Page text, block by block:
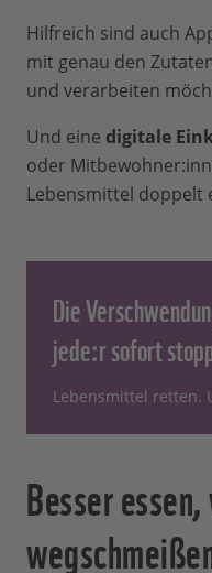
Hilfreich sind auch
mit genau den
und verarbeiten
Und eine digitale
oder
Lebensmittel doppelt
Die
jede:r sofort
Lebensmittel retten.
Besser